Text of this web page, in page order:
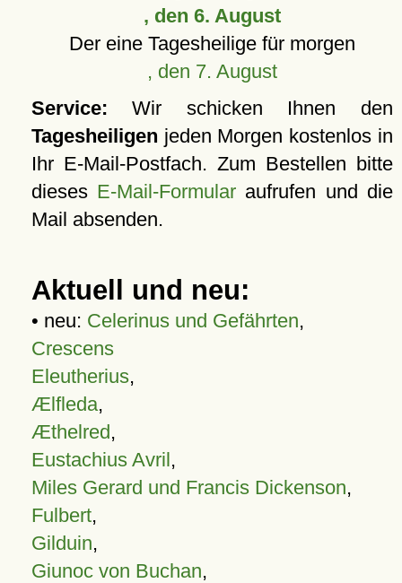
, den 6. August
Der eine Tagesheilige für morgen
, den 7. August
Service: Wir schicken Ihnen den
Tagesheiligen jeden Morgen kostenlos in
Ihr E-Mail-Postfach. Zum Bestellen bitte
dieses E-Mail-Formular aufrufen und die
Mail absenden.
Aktuell und neu:
• neu: Celerinus und Gefährten,
Crescens
Eleutherius,
Ælfleda,
Æthelred,
Eustachius Avril,
Miles Gerard und Francis Dickenson,
Fulbert,
Gilduin,
Giunoc von Buchan,